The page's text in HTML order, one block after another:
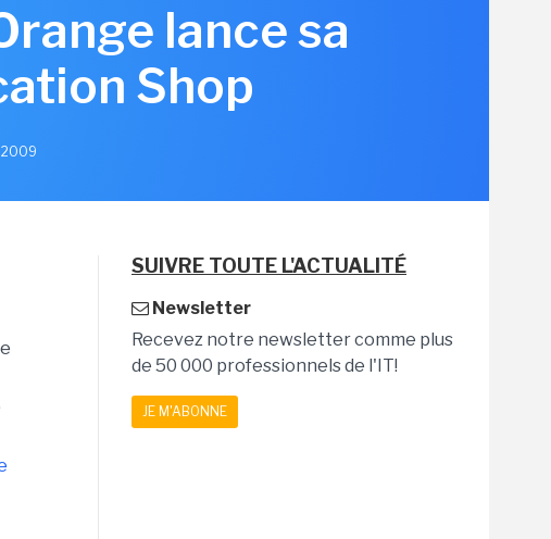
lance sa
Shop
2009
SUIVRE TOUTE L'ACTUALITÉ
Newsletter
Recevez notre newsletter comme plus
de 50 000 professionnels de l'IT!
JE M'ABONNE